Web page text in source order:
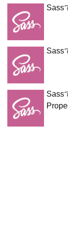
Sass
Sass
Sass